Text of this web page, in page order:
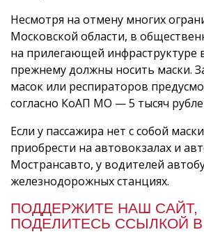
Несмотря на отмену многих
Московской области, в
на прилегающей инфраструктуре
прежнему должны носить маски.
масок или респираторов
согласно КоАП МО — 5 тысяч
Если у пассажира нет с собой
приобрести на автовокзалах и
Мострансавто, у водителей
железнодорожных станциях.
ПОДДЕРЖИТЕ НАШ САЙТ,
ПОДЕЛИТЕСЬ ССЫЛКОЙ